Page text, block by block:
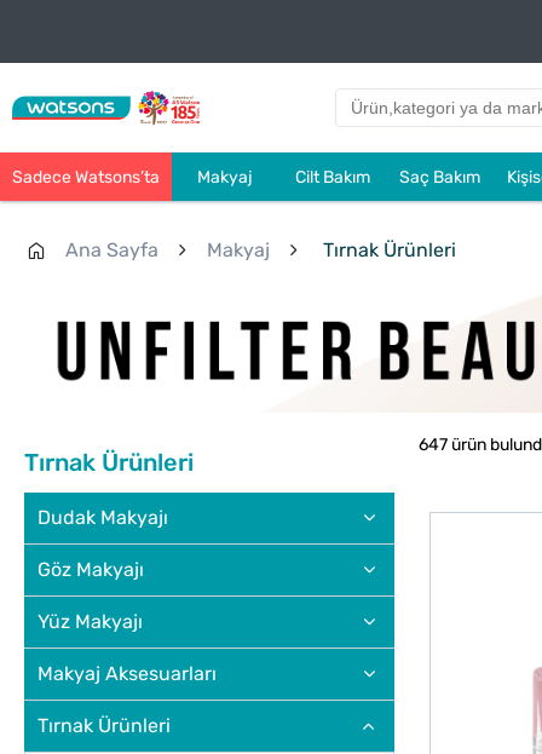
Sadece Watsons’ta Makyaj Cilt Bakım Saç Bakım
Ana Sayfa Makyaj Tırnak Ürünleri
Tırnak Ürünleri
Dudak Makyajı
Göz Makyajı
Yüz Makyajı
Makyaj Aksesuarları
Tırnak Ürünleri
647 ürün